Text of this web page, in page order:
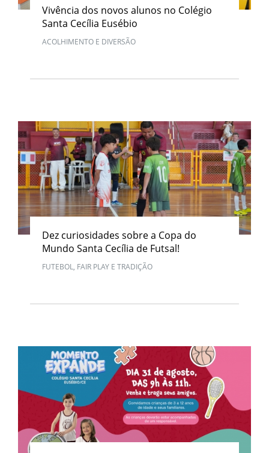
Vivência dos novos alunos no Colégio
Santa Cecília Eusébio
ACOLHIMENTO E DIVERSÃO
Dez curiosidades sobre a Copa do
Mundo Santa Cecília de Futsal!
FUTEBOL, FAIR PLAY E TRADIÇÃO